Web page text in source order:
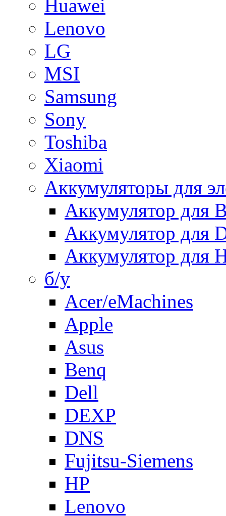
Huawei
Lenovo
LG
MSI
Samsung
Sony
Toshiba
Xiaomi
Аккумуляторы для
Аккумулятор для
Аккумулятор для
Аккумулятор для
б/у
Acer/eMachines
Apple
Asus
Benq
Dell
DEXP
DNS
Fujitsu-Siemens
HP
Lenovo